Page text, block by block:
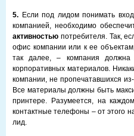
5. Если под лидом понимать
компанией, необходимо
активностью потребителя. Так,
офис компании или к ее
так далее, – компания должна
корпоративных материалов.
компании, не пропечатавшихся
Все материалы должны быть
принтере. Разумеется, на
контактные телефоны – от этого
лид.